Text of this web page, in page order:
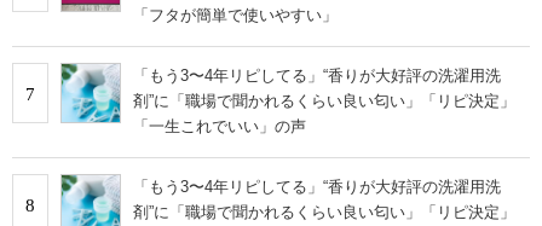
「フタが簡単で使いやすい」
7
「もう3〜4年リピしてる」“香りが大好評の洗濯用洗
剤”に「職場で聞かれるくらい良い匂い」「リピ決定」
「一生これでいい」の声
8
「もう3〜4年リピしてる」“香りが大好評の洗濯用洗
剤”に「職場で聞かれるくらい良い匂い」「リピ決定」